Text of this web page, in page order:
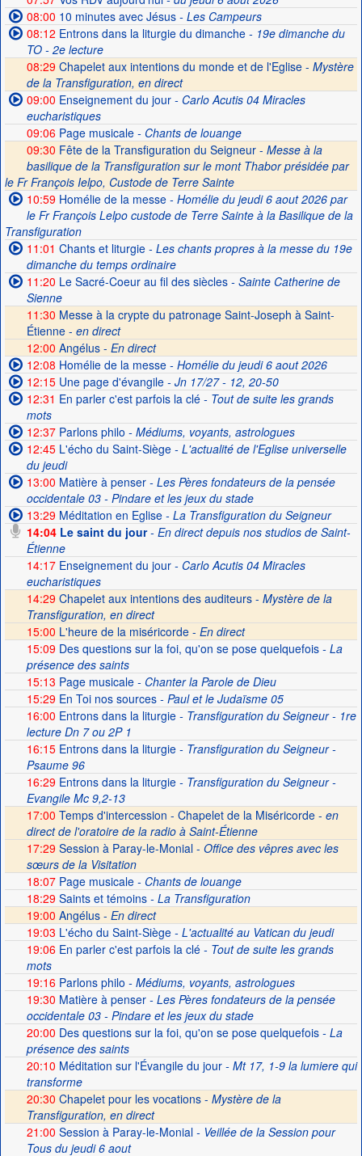
08:00 10 minutes avec Jésus- Les Campeurs
08:12 Entrons dans la liturgie du dimanche- 19e dimanche du
TO - 2e lecture
08:29 Chapelet aux intentions du monde et de l'Eglise - Mystère
de la Transfiguration, en direct
09:00 Enseignement du jour- Carlo Acutis 04 Miracles
eucharistiques
09:06Page musicale- Chants de louange
09:30 Fête de la Transfiguration du Seigneur - Messe à la
basilique de la Transfiguration sur le mont Thabor présidée par
le Fr François Ielpo, Custode de Terre Sainte
10:59Homélie de la messe- Homélie du jeudi 6 aout 2026 par
le Fr François Lelpo custode de Terre Sainte à la Basilique de la
Transfiguration
11:01 Chants et liturgie- Les chants propres à la messe du 19e
dimanche du temps ordinaire
11:20 Le Sacré-Coeur au fil des siècles- Sainte Catherine de
Sienne
11:30 Messe à la crypte du patronage Saint-Joseph à Saint-
Étienne - en direct
12:00 Angélus - En direct
12:08 Homélie de la messe- Homélie du jeudi 6 aout 2026
12:15Une page d'évangile- Jn 17/27 - 12, 20-50
12:31 En parler c'est parfois la clé- Tout de suite les grands
mots
12:37Parlons philo - Médiums, voyants, astrologues
12:45L'écho du Saint-Siège- L'actualité de l'Eglise universelle
du jeudi
13:00 Matière à penser- Les Pères fondateurs de la pensée
occidentale 03 - Pindare et les jeux du stade
13:29Méditation en Eglise- La Transfiguration du Seigneur
14:04Le saint du jour- En direct depuis nos studios de Saint-
Étienne
14:17Enseignement du jour- Carlo Acutis 04 Miracles
eucharistiques
14:29 Chapelet aux intentions des auditeurs - Mystère de la
Transfiguration, en direct
15:00 L'heure de la miséricorde - En direct
15:09Des questions sur la foi, qu'on se pose quelquefois- La
présence des saints
15:13 Page musicale- Chanter la Parole de Dieu
15:29En Toi nos sources- Paul et le Judaïsme 05
16:00 Entrons dans la liturgie- Transfiguration du Seigneur - 1re
lecture Dn 7 ou 2P 1
16:15Entrons dans la liturgie- Transfiguration du Seigneur -
Psaume 96
16:29Entrons dans la liturgie- Transfiguration du Seigneur -
Evangile Mc 9,2-13
17:00 Temps d'intercession - Chapelet de la Miséricorde - en
direct de l'oratoire de la radio à Saint-Étienne
17:29 Session à Paray-le-Monial - Office des vêpres avec les
sœurs de la Visitation
18:07Page musicale- Chants de louange
18:29Saints et témoins- La Transfiguration
19:00 Angélus - En direct
19:03 L'écho du Saint-Siège- L'actualité au Vatican du jeudi
19:06En parler c'est parfois la clé- Tout de suite les grands
mots
19:16Parlons philo - Médiums, voyants, astrologues
19:30 Matière à penser- Les Pères fondateurs de la pensée
occidentale 03 - Pindare et les jeux du stade
20:00 Des questions sur la foi, qu'on se pose quelquefois- La
présence des saints
20:10 Méditation sur l'Évangile du jour- Mt 17, 1-9 la lumiere qui
transforme
20:30 Chapelet pour les vocations - Mystère de la
Transfiguration, en direct
21:00 Session à Paray-le-Monial- Veillée de la Session pour
Tous du jeudi 6 aout